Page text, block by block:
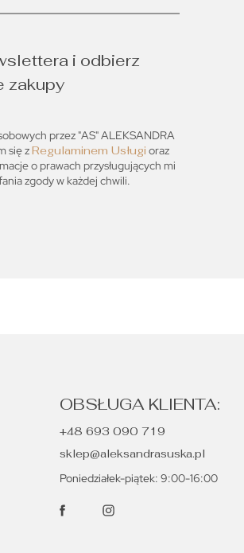
i odbierz
zakupy
przez "AS" ALEKSANDRA
się zRegulaminem Usługi oraz
o prawach przysługujących mi
zgody w każdej chwili.
OBSŁUGA KLIENTA:
+48 693 090 719
sklep@aleksandrasuska.pl
Poniedziałek-piątek: 9:00-16:00